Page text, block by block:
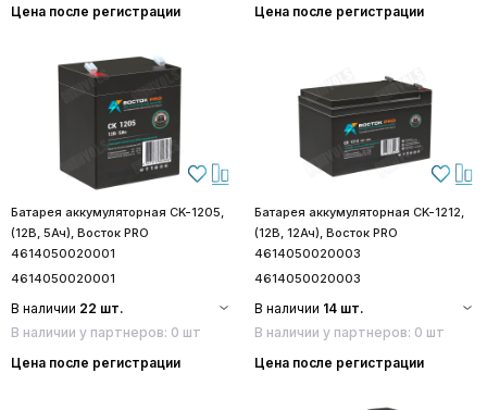
Цена после регистрации
Цена после регистрации
Батарея аккумуляторная CK-1205,
(12В, 5Ач), Восток PRO
4614050020001
4614050020001
В наличии 22 шт.
В наличии у партнеров: 0 шт
Цена после регистрации
Батарея аккумуляторная CK-1212,
(12В, 12Ач), Восток PRO
4614050020003
4614050020003
В наличии 14 шт.
В наличии у партнеров: 0 шт
Цена после регистрации